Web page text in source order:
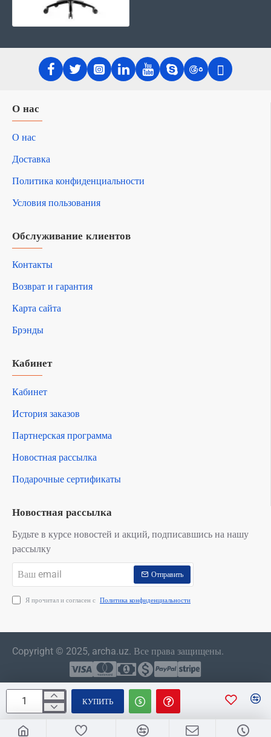
КУПИТЬ
О нас
О нас
Доставка
Политика конфиденциальности
Условия пользования
Обслуживание клиентов
Контакты
Возврат и гарантия
Карта сайта
Брэнды
Кабинет
Кабинет
История заказов
Партнерская программа
Новостная рассылка
Подарочные сертификаты
Новостная рассылка
Будьте в курсе новостей и акций, подписавшись на нашу
рассылку
email
Отправить
Я прочитал и согласен с Политика конфиденциальности
Copyright © 2025, archa.uz. Все права защищены.